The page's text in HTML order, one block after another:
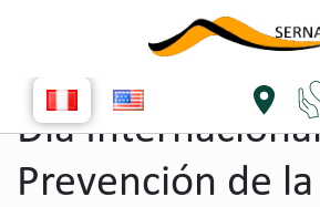
single evento
Día
Prevención de la